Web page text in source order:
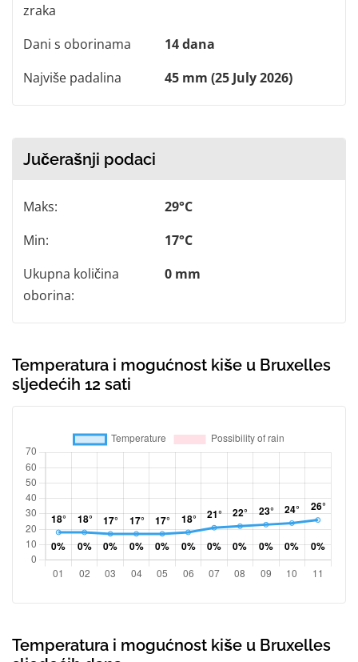
zraka
Dani s oborinama
14 dana
Najviše padalina
45 mm (25 July 2026)
Jučerašnji podaci
Maks:
29°C
Min:
17°C
Ukupna količina
oborina:
0 mm
Temperatura i mogućnost kiše u Bruxelles
sljedećih 12 sati
Temperatura i mogućnost kiše u Bruxelles